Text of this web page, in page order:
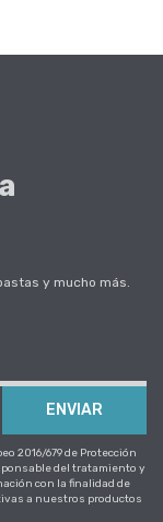
y mucho más.
ENVIAR
2016/679 de Protección
del tratamiento y
con la finalidad de
a nuestros productos